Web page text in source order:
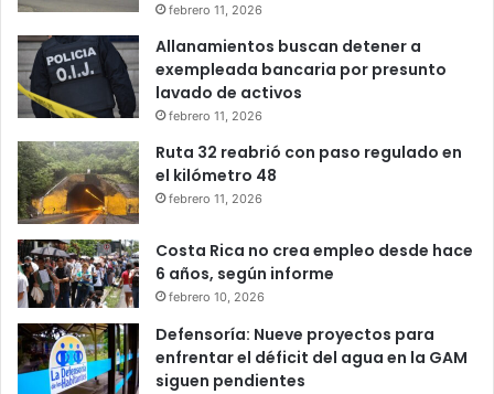
febrero 11, 2026
Allanamientos buscan detener a
exempleada bancaria por presunto
lavado de activos
febrero 11, 2026
Ruta 32 reabrió con paso regulado en
el kilómetro 48
febrero 11, 2026
Costa Rica no crea empleo desde hace
6 años, según informe
febrero 10, 2026
Defensoría: Nueve proyectos para
enfrentar el déficit del agua en la GAM
siguen pendientes